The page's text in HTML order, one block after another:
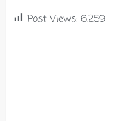
Post Views: 6.259